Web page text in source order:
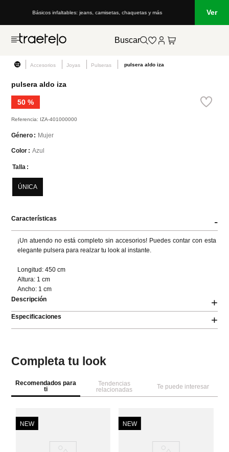
Básicos infaltables: jeans, camisetas, chaquetas y más Ver
Buscar
Accesorios Joyas Pulseras pulsera aldo iza
pulsera aldo iza
50 %
Referencia: IZA-401000000
Género Mujer
Color Azul
Talla
ÚNICA
Características -
¡Un atuendo no está completo sin accesorios! Puedes contar con esta
elegante pulsera para realzar tu look al instante.
Longitud: 450 cm
Altura: 1 cm
Ancho: 1 cm
Descripción
+
Especificaciones +
Completa tu look
Recomendados para
ti
Tendencias
relacionadas
Te puede interesar
NEW NEW